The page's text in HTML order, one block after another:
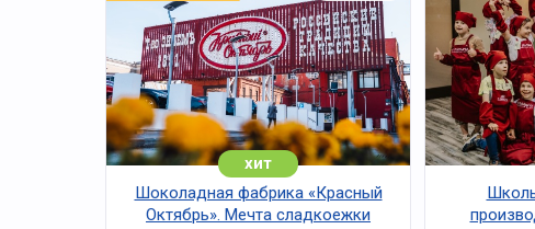
Кремлёвские звёзды
Башни с рубиновыми звёздами — знаковый
Завершение маршрута
Арсенал и Патриарший дворец — страницы
хит
Шоколадная фабрика «Красный
Октябрь». Мечта сладкоежки